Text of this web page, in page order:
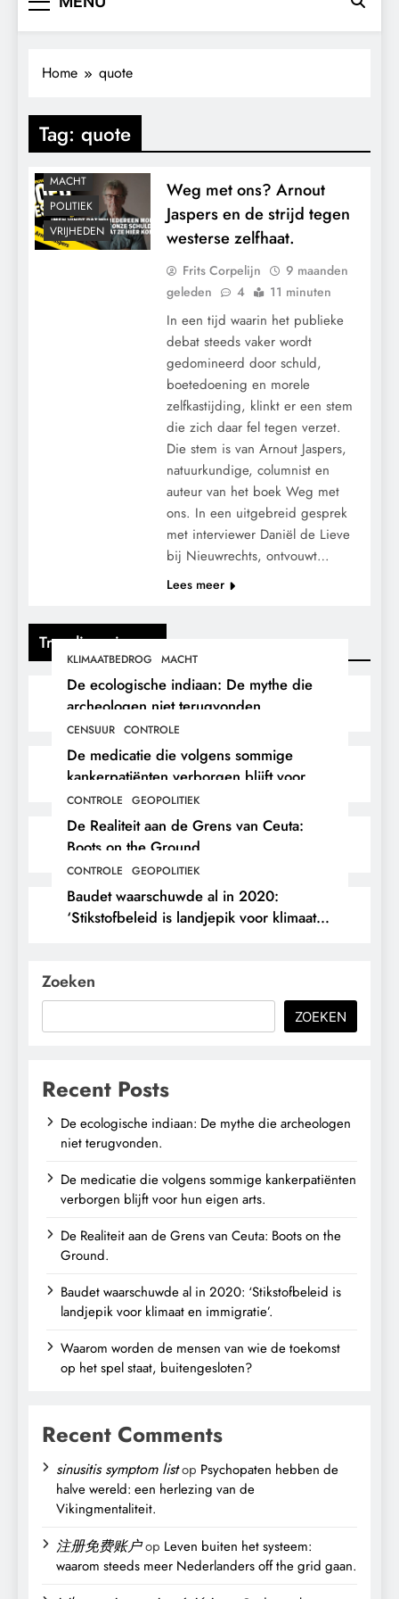
Trending nieuws
KLIMAATBEDROG MACHT
De ecologische indiaan: De mythe die
archeologen niet terugvonden.
CENSUUR CONTROLE
De medicatie die volgens sommige
kankerpatiënten verborgen blijft voor
hun eigen arts.
CONTROLE GEOPOLITIEK
De Realiteit aan de Grens van Ceuta:
Boots on the Ground.
CONTROLE GEOPOLITIEK
Baudet waarschuwde al in 2020:
‘Stikstofbeleid is landjepik voor klimaat
Home quote
Tag: quote
CENSUUR
CONTROLE
MACHT
POLITIEK
VRIJHEDEN
Weg met ons? Arnout
Jaspers en de strijd tegen
westerse zelfhaat.
Frits Corpelijn
9 maanden
geleden
4 11 minuten
In een tijd waarin het publieke
debat steeds vaker wordt
gedomineerd door schuld,
boetedoening en morele
zelfkastijding, klinkt er een stem
die zich daar fel tegen verzet.
Die stem is van Arnout Jaspers,
natuurkundige, columnist en
auteur van het boek Weg met
ons. In een uitgebreid gesprek
met interviewer Daniël de Lieve
bij Nieuwrechts, ontvouwt…
Lees meer
Zoeken
ZOEKEN
Recent Posts
De ecologische indiaan: De mythe die archeologen
niet terugvonden.
De medicatie die volgens sommige kankerpatiënten
verborgen blijft voor hun eigen arts.
De Realiteit aan de Grens van Ceuta: Boots on the
Ground.
Baudet waarschuwde al in 2020: ‘Stikstofbeleid is
landjepik voor klimaat en immigratie’.
Waarom worden de mensen van wie de toekomst
op het spel staat, buitengesloten?
Recent Comments
sinusitis symptom listop Psychopaten hebben de
halve wereld: een herlezing van de
Vikingmentaliteit.
注册免费账户op Leven buiten het systeem:
waarom steeds meer Nederlanders off the grid gaan.